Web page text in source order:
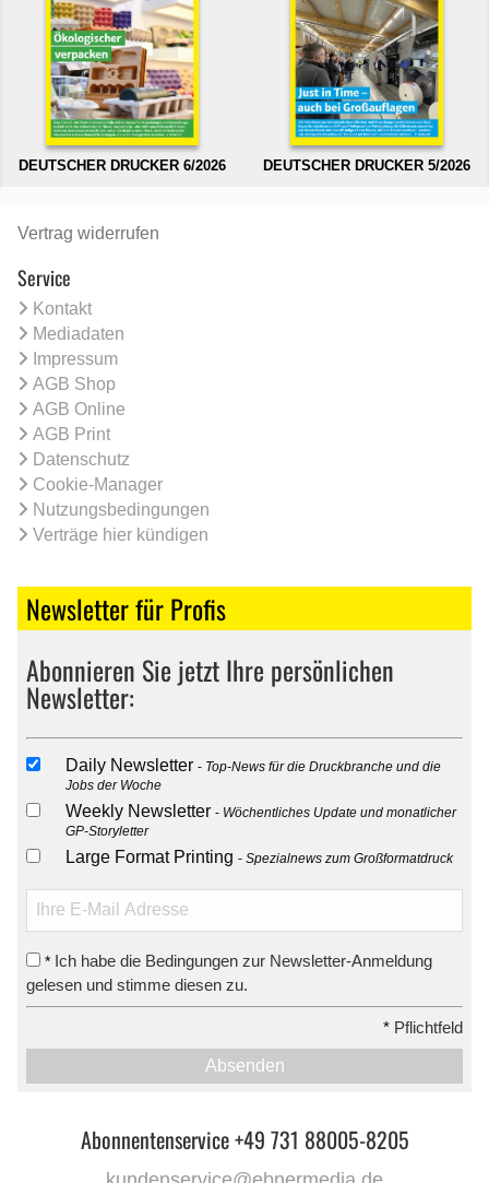
DEUTSCHER DRUCKER 6/2026 DEUTSCHER DRUCKER 5/2026
Vertrag widerrufen
Service
Kontakt
Mediadaten
Impressum
AGB Shop
AGB Online
AGB Print
Datenschutz
Cookie-Manager
Nutzungsbedingungen
Verträge hier kündigen
Newsletter für Profis
Abonnieren Sie jetzt Ihre persönlichen
Newsletter:
Daily Newsletter
Top-News für die Druckbranche und die
Jobs der Woche
Weekly Newsletter
Wöchentliches Update und monatlicher
GP-Storyletter
Large Format Printing Spezialnews zum Großformatdruck
* Ich habe die Bedingungen zur Newsletter-Anmeldung
gelesen und stimme diesen zu.
* Pflichtfeld
Absenden
Abonnentenservice +49 731 88005-8205